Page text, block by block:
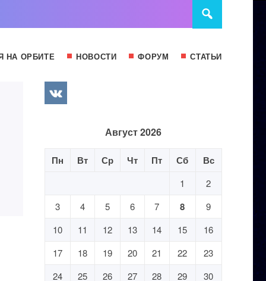
НА ОРБИТЕ НОВОСТИ ФОРУМ СТАТЬИ
Август 2026
Пн Вт Ср Чт Пт Сб Вс
1
2
3
4 5 6 7 8
9
10
11 12 13 14 15
16
17
18 19 20 21 22
23
24
25 26 27 28 29
30